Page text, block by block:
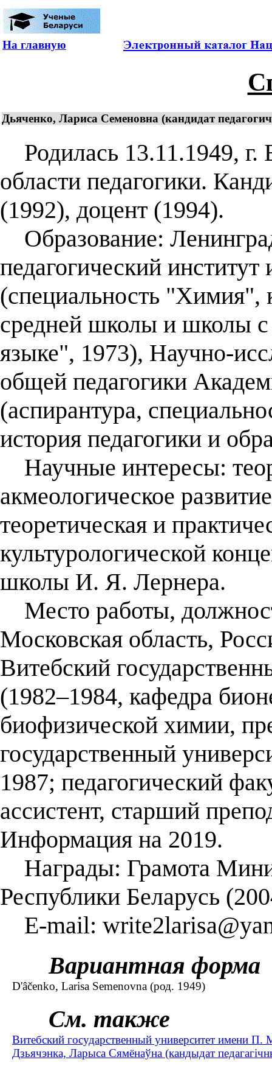
На главную
Дьяченко, Лариса Семеновна (кандидат
Родилась 13.11.1949, г.
области педагогики.
(1992), доцент (1994).
Образование:
педагогический
(специальность "Химия",
средней школы и школы с
языке", 1973), Научно-
общей педагогики
(аспирантура,
история педагогики и
Научные интересы:
акмеологическое
теоретическая и
культурологической
школы И. Я. Лернера.
Место работы,
Московская область,
Витебский
(1982–1984, кафедра
биофизической химии,
государственный
1987; педагогический
ассистент, старший
Информация на 2019.
Награды: Грамота
Республики Беларусь
E-mail:
Вариантная форма
D'âčenko, Larisa Semenovna (род. 1949)
См. также
Витебский государственный университет имени
Дзьячэнка, Ларыса Сямёнаўна (кандыдат